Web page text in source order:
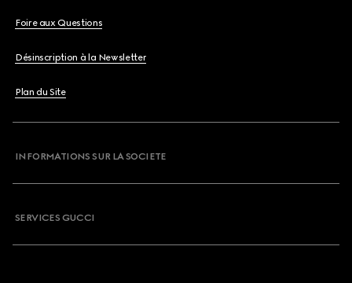
Foire aux Questions
Désinscription à la Newsletter
Plan du Site
INFORMATIONS SUR LA SOCIETE
SERVICES GUCCI